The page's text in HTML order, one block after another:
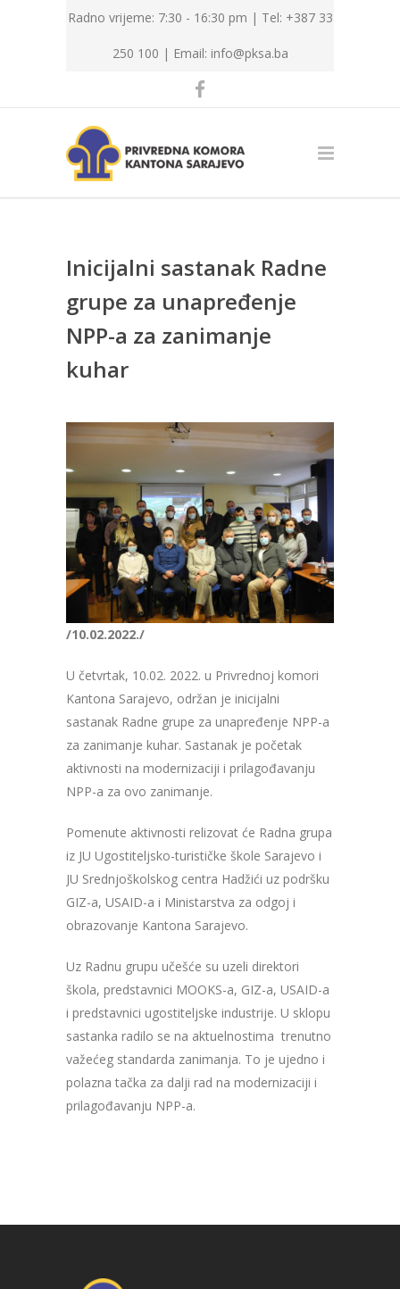
Radno vrijeme: 7:30 - 16:30 pm | Tel: +387 33
250 100 | Email: info@pksa.ba
Inicijalni sastanak Radne
grupe za unapređenje
NPP-a za zanimanje
kuhar
/10.02.2022./
U četvrtak, 10.02. 2022. u Privrednoj komori
Kantona Sarajevo, održan je inicijalni
sastanak Radne grupe za unapređenje NPP-a
za zanimanje kuhar. Sastanak je početak
aktivnosti na modernizaciji i prilagođavanju
NPP-a za ovo zanimanje.
Pomenute aktivnosti relizovat će Radna grupa
iz JU Ugostiteljsko-turističke škole Sarajevo i
JU Srednjoškolskog centra Hadžići uz podršku
GIZ-a, USAID-a i Ministarstva za odgoj i
obrazovanje Kantona Sarajevo.
Uz Radnu grupu učešće su uzeli direktori
škola, predstavnici MOOKS-a, GIZ-a, USAID-a
i predstavnici ugostiteljske industrije. U sklopu
sastanka radilo se na aktuelnostima trenutno
važećeg standarda zanimanja. To je ujedno i
polazna tačka za dalji rad na modernizaciji i
prilagođavanju NPP-a.